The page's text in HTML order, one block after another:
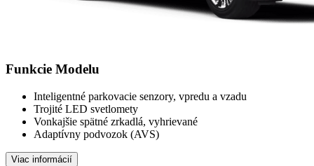
Funkcie Modelu
Inteligentné parkovacie senzory, vpredu a vzadu
Trojité LED svetlomety
Vonkajšie spätné zrkadlá, vyhrievané
Adaptívny podvozok (AVS)
Viac informácií